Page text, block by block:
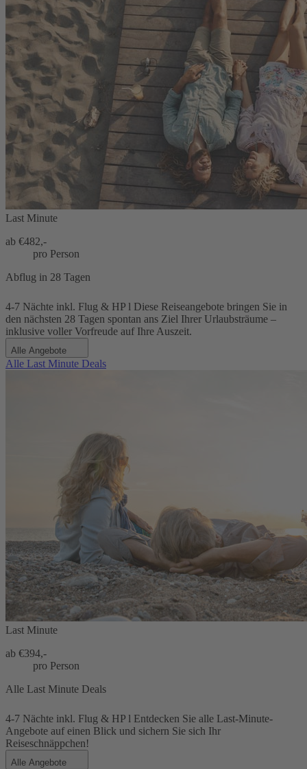
Last Minute
ab €482,-
pro Person
Abflug in 28 Tagen
4-7 Nächte inkl. Flug & HP l Diese Reiseangebote bringen Sie in
den nächsten 28 Tagen spontan ans Ziel Ihrer Urlaubsträume –
inklusive voller Vorfreude auf Ihre Auszeit.
Alle Angebote
Alle Last Minute Deals
Last Minute
ab €394,-
pro Person
Alle Last Minute Deals
4-7 Nächte inkl. Flug & HP l Entdecken Sie alle Last-Minute-
Angebote auf einen Blick und sichern Sie sich Ihr
Reiseschnäppchen!
Alle Angebote